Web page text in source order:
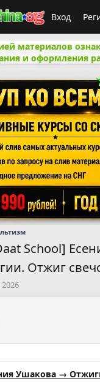
Вход
материалов
и оформления
School]
Отжиг
Ушакова →